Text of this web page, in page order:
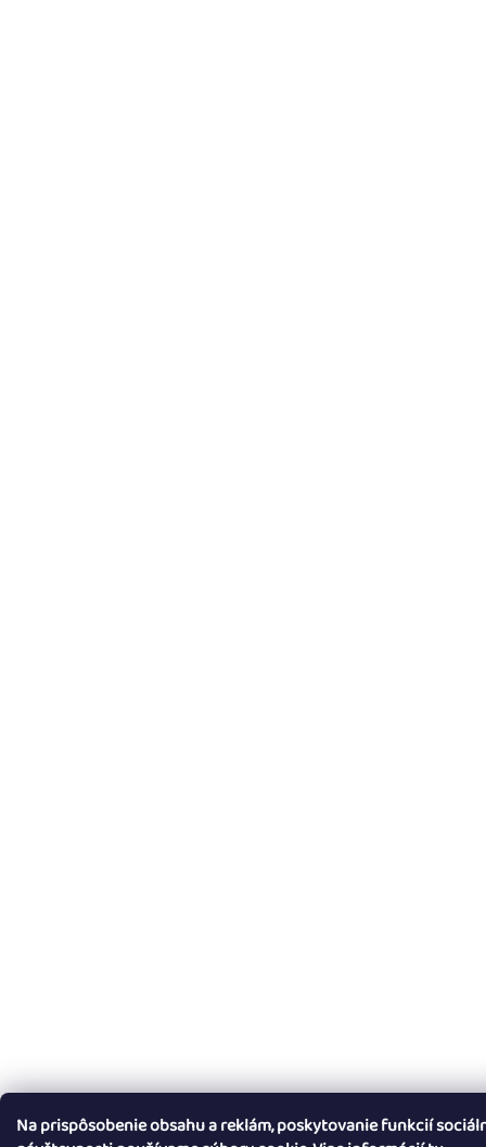
Na prispôsobenie obsahu a reklám, poskytovanie funkcií